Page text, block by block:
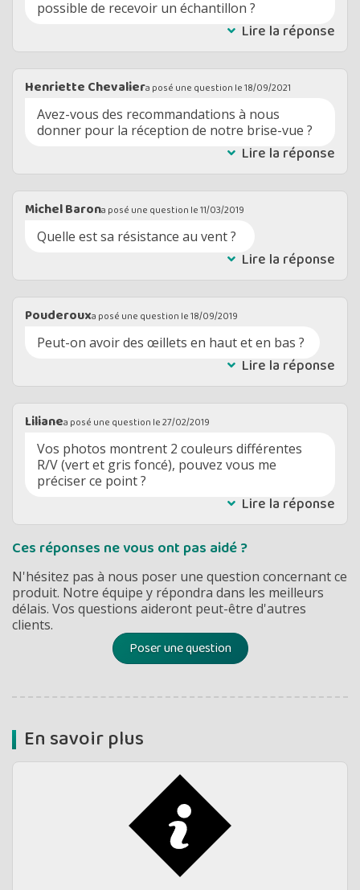
possible de recevoir un échantillon ?
Lire la réponse
Henriette Chevaliera posé une question le18/09/2021
Avez-vous des recommandations à nous
donner pour la réception de notre brise-vue ?
Lire la réponse
Michel Barona posé une question le11/03/2019
Quelle est sa résistance au vent ?
Lire la réponse
Pouderouxa posé une question le18/09/2019
Peut-on avoir des œillets en haut et en bas ?
Lire la réponse
Lilianea posé une question le27/02/2019
Vos photos montrent 2 couleurs différentes
R/V (vert et gris foncé), pouvez vous me
préciser ce point ?
Lire la réponse
Ces réponses ne vous ont pas aidé ?
N'hésitez pas à nous poser une question concernant ce
produit. Notre équipe y répondra dans les meilleurs
délais. Vos questions aideront peut-être d'autres
clients.
Poser une question
En savoir plus